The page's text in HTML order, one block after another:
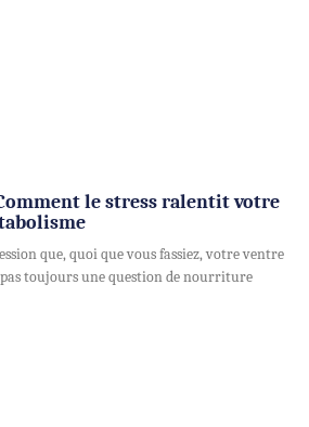
le stress ralentit votre
que, quoi que vous fassiez, votre ventre
pas toujours une question de nourriture